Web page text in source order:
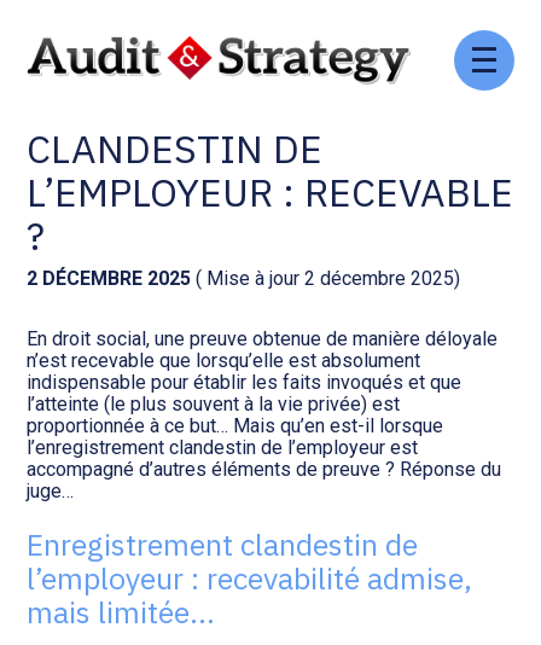
Aller
Comptabilité et conseil
Social et ressources humaines
Assistance juridique
Pilotage d’entreprise
Audit légal
Gestion de patrimoine
Procédures collectives
Transition numérique
Gestion des documents : ISuite
Tenue de votre comptabilité :
ACD
Facturation et pilotage :
EVOLIZ
Analyse et tableau de bord :
WAIBI
Gérer vos ressources
humaines : SILAE
CLANDESTIN DE
L’EMPLOYEUR : RECEVABLE
?
2 DÉCEMBRE 2025 ( Mise à jour 2 décembre 2025)
En droit social, une preuve obtenue de manière déloyale
n’est recevable que lorsqu’elle est absolument
indispensable pour établir les faits invoqués et que
l’atteinte (le plus souvent à la vie privée) est
proportionnée à ce but… Mais qu’en est-il lorsque
l’enregistrement clandestin de l’employeur est
accompagné d’autres éléments de preuve ? Réponse du
juge…
Enregistrement clandestin de
l’employeur : recevabilité admise,
mais limitée…